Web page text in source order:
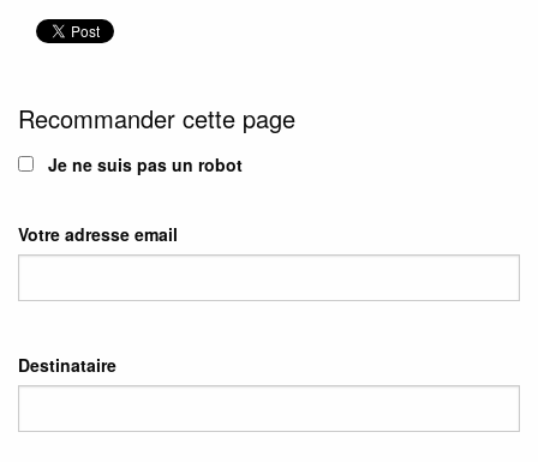
Recommander cette page
Je ne suis pas un robot
Votre adresse email
Destinataire